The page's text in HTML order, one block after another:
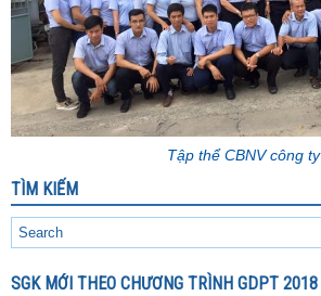
Tập thể CBNV công ty
TÌM KIẾM
SGK MỚI THEO CHƯƠNG TRÌNH GDPT 2018